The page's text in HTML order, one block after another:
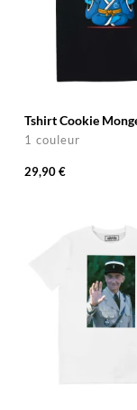
Tshirt Cookie
1 couleur
29,90 €